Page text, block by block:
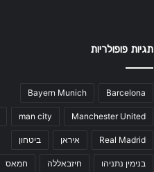
תגיות פופולריות
Barcelona
Bayern Munich
Manchester United
man city
Real Madrid איראן ביטחון
בנימין נתניהו חיזבאללה חמאס